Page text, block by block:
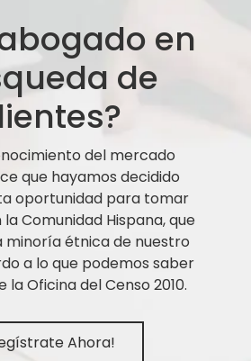
en
de
del mercado
que hayamos decidido
oportunidad para tomar
Comunidad Hispana, que
minoría étnica de nuestro
a lo que podemos saber
la Oficina del Censo 2010.
Ahora!